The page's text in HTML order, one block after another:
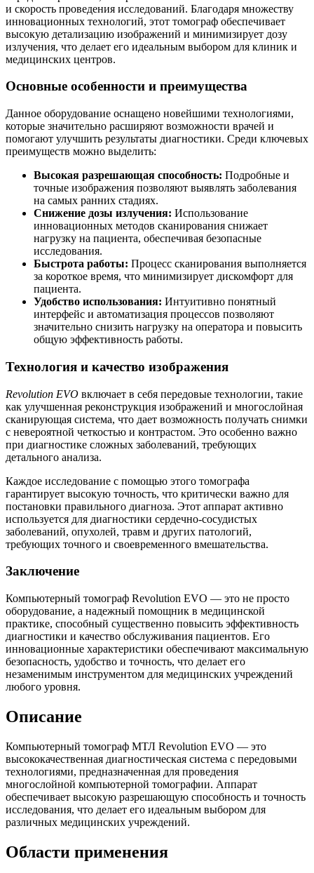
и скорость проведения исследований. Благодаря множеству
инновационных технологий, этот томограф обеспечивает
высокую детализацию изображений и минимизирует дозу
излучения, что делает его идеальным выбором для клиник и
медицинских центров.
Основные особенности и преимущества
Данное оборудование оснащено новейшими технологиями,
которые значительно расширяют возможности врачей и
помогают улучшить результаты диагностики. Среди ключевых
преимуществ можно выделить:
Высокая разрешающая способность: Подробные и
точные изображения позволяют выявлять заболевания
на самых ранних стадиях.
Снижение дозы излучения: Использование
инновационных методов сканирования снижает
нагрузку на пациента, обеспечивая безопасные
исследования.
Быстрота работы: Процесс сканирования выполняется
за короткое время, что минимизирует дискомфорт для
пациента.
Удобство использования: Интуитивно понятный
интерфейс и автоматизация процессов позволяют
значительно снизить нагрузку на оператора и повысить
общую эффективность работы.
Технология и качество изображения
Revolution EVO включает в себя передовые технологии, такие
как улучшенная реконструкция изображений и многослойная
сканирующая система, что дает возможность получать снимки
с невероятной четкостью и контрастом. Это особенно важно
при диагностике сложных заболеваний, требующих
детального анализа.
Каждое исследование с помощью этого томографа
гарантирует высокую точность, что критически важно для
постановки правильного диагноза. Этот аппарат активно
используется для диагностики сердечно-сосудистых
заболеваний, опухолей, травм и других патологий,
требующих точного и своевременного вмешательства.
Заключение
Компьютерный томограф Revolution EVO — это не просто
оборудование, а надежный помощник в медицинской
практике, способный существенно повысить эффективность
диагностики и качество обслуживания пациентов. Его
инновационные характеристики обеспечивают максимальную
безопасность, удобство и точность, что делает его
незаменимым инструментом для медицинских учреждений
любого уровня.
Описание
Компьютерный томограф МТЛ Revolution EVO — это
высококачественная диагностическая система с передовыми
технологиями, предназначенная для проведения
многослойной компьютерной томографии. Аппарат
обеспечивает высокую разрешающую способность и точность
исследования, что делает его идеальным выбором для
различных медицинских учреждений.
Области применения